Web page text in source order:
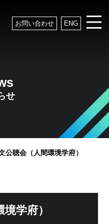
お問い合わせ ENG
せ
公聴会（人間環境学府）
学府）